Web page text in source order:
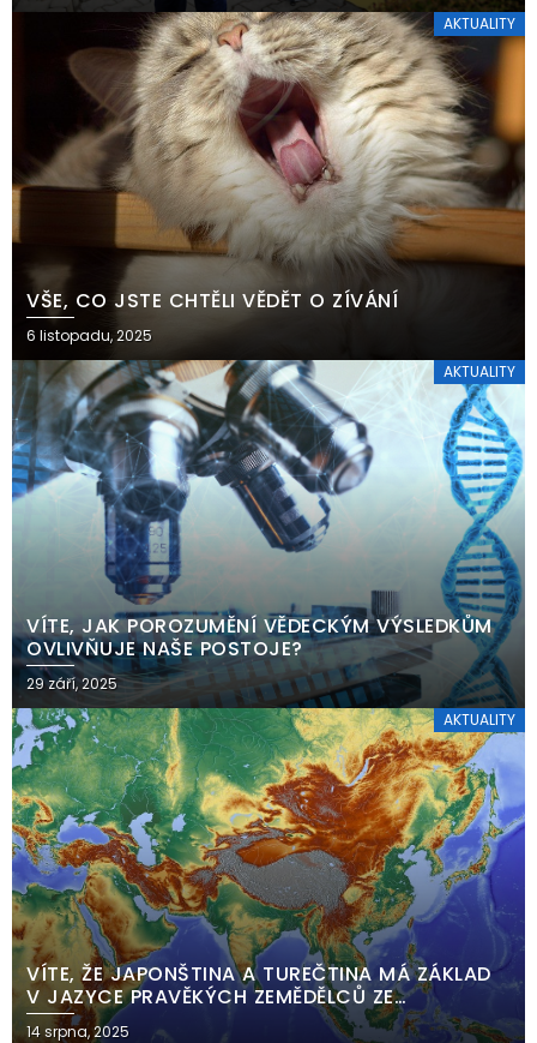
AKTUALITY
VŠE, CO JSTE CHTĚLI VĚDĚT O ZÍVÁNÍ
6 listopadu, 2025
AKTUALITY
VÍTE, JAK POROZUMĚNÍ VĚDECKÝM VÝSLEDKŮM
OVLIVŇUJE NAŠE POSTOJE?
29 září, 2025
AKTUALITY
VÍTE, ŽE JAPONŠTINA A TUREČTINA MÁ ZÁKLAD
V JAZYCE PRAVĚKÝCH ZEMĚDĚLCŮ ZE
SEVEROVÝCHODU ASIE?
14 srpna, 2025